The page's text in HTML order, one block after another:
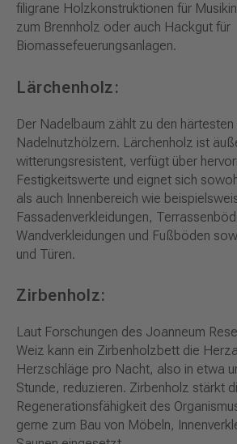
filigrane Holzkonstruktionen für
zum Brennholz oder auch Hackgut für
Biomassefeuerungsanlagen.
Lärchenholz:
Der Nadelbaum zählt zu den
Nadelnutzhölzern. Lärchenholz ist
witterungsresistent, verfügt über
Festigkeitswerte und eignet sich
als auch Innenbereich wie
Fassadenverkleidungen,
Wandverkleidungen und Fußböden
und Türen.
Zirbenholz:
Laut Forschungen des Joanneum
Weiz kann ein Zirbenholzbett die
Herzschläge pro Nacht, also in etwa
Stunde, reduzieren. Zirbenholz stärkt
Regenerationsfähigkeit des
gerne zum Bau von Möbeln,